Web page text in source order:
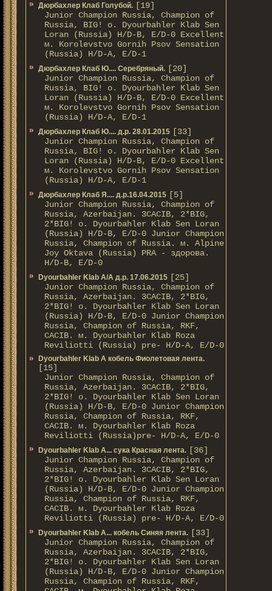
Дюрбахлер Клаб Голубой. [19]
Junior Champion Russia, Champion of
Russia, BIG! о. Dyourbahler Klab Sen
Loran (Russia) H/D-B, E/D-0 Excellent
м. Korolevstvo Gornih Psov Sensation
(Russia) H/D-A, E/D-1
Дюрбахлер Клаб Ю.... Серебряный. [20]
Junior Champion Russia, Champion of
Russia, BIG! о. Dyourbahler Klab Sen
Loran (Russia) H/D-B, E/D-0 Excellent
м. Korolevstvo Gornih Psov Sensation
(Russia) H/D-A, E/D-1
Дюрбахлер Клаб Ю.... д.р. 28.01.2015 [33]
Junior Champion Russia, Champion of
Russia, BIG! о. Dyourbahler Klab Sen
Loran (Russia) H/D-B, E/D-0 Excellent
м. Korolevstvo Gornih Psov Sensation
(Russia) H/D-A, E/D-1
Дюрбахлер Клаб Я.... д.р.16.04.2015 [5]
Junior Champion Russia, Champion of
Russia, Azerbaijan. 3CACIB, 2*BIG,
2*BIG! о. Dyourbahler Klab Sen Loran
(Russia) H/D-B, E/D-0 Junior Champion
Russia, Champion of Russia. м. Alpine
Joy Oktava (Russia) PRA - здорова.
H/D-B, E/D-0
Dyourbahler Klab A/А д.р. 17.06.2015 [25]
Junior Champion Russia, Champion of
Russia, Azerbaijan. 3CACIB, 2*BIG,
2*BIG! о. Dyourbahler Klab Sen Loran
(Russia) H/D-B, E/D-0 Junior Champion
Russia, Champion of Russia, RKF,
CACIB. м. Dyourbahler Klab Roza
Reviliotti (Russia) pre- H/D-A, E/D-0
Dyourbahler Klab A кобель Фиолетовая лента.
[15]
Junior Champion Russia, Champion of
Russia, Azerbaijan. 3CACIB, 2*BIG,
2*BIG! о. Dyourbahler Klab Sen Loran
(Russia) H/D-B, E/D-0 Junior Champion
Russia, Champion of Russia, RKF,
CACIB. м. Dyourbahler Klab Roza
Reviliotti (Russia)pre- H/D-A, E/D-0
Dyourbahler Klab A... сука Красная лента. [36]
Junior Champion Russia, Champion of
Russia, Azerbaijan. 3CACIB, 2*BIG,
2*BIG! о. Dyourbahler Klab Sen Loran
(Russia) H/D-B, E/D-0 Junior Champion
Russia, Champion of Russia, RKF,
CACIB. м. Dyourbahler Klab Roza
Reviliotti (Russia) pre- H/D-A, E/D-0
Dyourbahler Klab A... кобель Синяя лента. [33]
Junior Champion Russia, Champion of
Russia, Azerbaijan. 3CACIB, 2*BIG,
2*BIG! о. Dyourbahler Klab Sen Loran
(Russia) H/D-B, E/D-0 Junior Champion
Russia, Champion of Russia, RKF,